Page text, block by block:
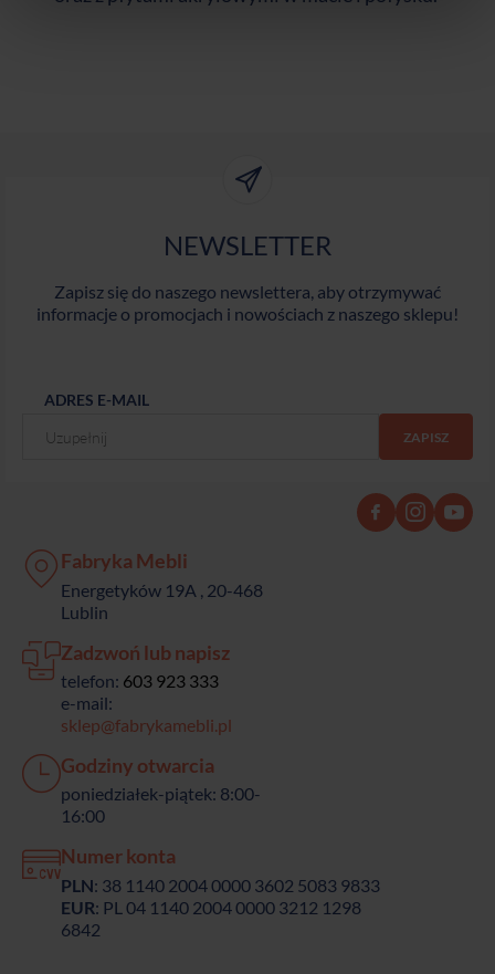
NEWSLETTER
Zapisz się do naszego newslettera, aby otrzymywać
informacje o promocjach i nowościach z naszego sklepu!
ADRES E-MAIL
Fabryka Mebli
Energetyków 19A , 20-468
Lublin
Zadzwoń lub napisz
telefon: 603 923 333
e-mail:
sklep@fabrykamebli.pl
Godziny otwarcia
poniedziałek-piątek: 8:00-
16:00
Numer konta
PLN: 38 1140 2004 0000 3602 5083 9833
EUR: PL 04 1140 2004 0000 3212 1298
6842